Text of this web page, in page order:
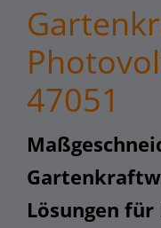
47051
Lösungen